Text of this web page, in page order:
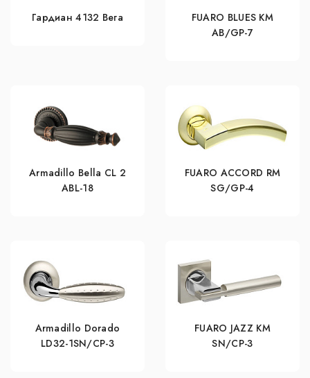
Гардиан 4132 Вега
FUARO BLUES KM
AB/GP-7
Armadillo Bella CL 2
ABL-18
FUARO ACCORD RM
SG/GP-4
Armadillo Dorado
LD32-1SN/CP-3
FUARO JAZZ KM
SN/CP-3